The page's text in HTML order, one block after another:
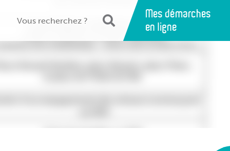
Mes démarches
en ligne